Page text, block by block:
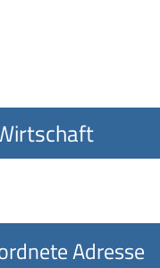
Adresse